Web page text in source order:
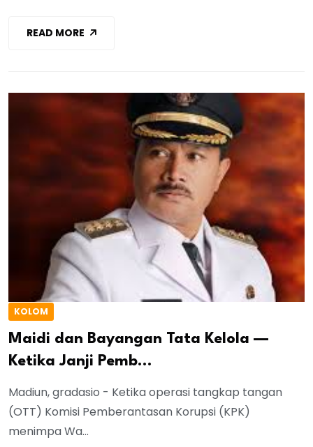
READ MORE
KOLOM
Maidi dan Bayangan Tata Kelola —
Ketika Janji Pemb...
Madiun, gradasio - Ketika operasi tangkap tangan
(OTT) Komisi Pemberantasan Korupsi (KPK)
menimpa Wa...